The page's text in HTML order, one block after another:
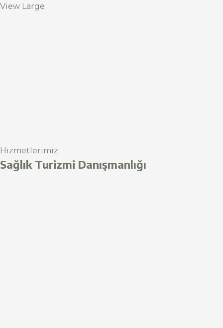
View Large
Hizmetlerimiz
Sağlık Turizmi Danışmanlığı